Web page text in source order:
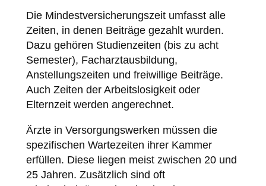
Die Mindestversicherungszeit umfasst alle
Zeiten, in denen Beiträge gezahlt wurden.
Dazu gehören Studienzeiten (bis zu acht
Semester), Facharztausbildung,
Anstellungszeiten und freiwillige Beiträge.
Auch Zeiten der Arbeitslosigkeit oder
Elternzeit werden angerechnet.
Ärzte in Versorgungswerken müssen die
spezifischen Wartezeiten ihrer Kammer
erfüllen. Diese liegen meist zwischen 20 und
25 Jahren. Zusätzlich sind oft